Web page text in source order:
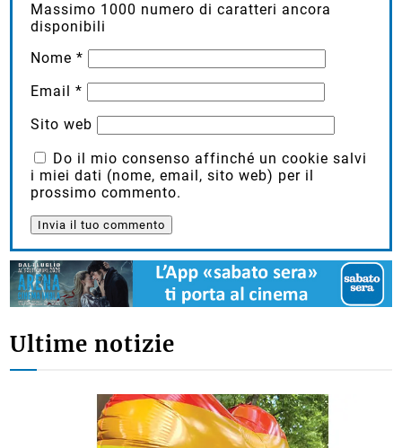
Massimo 1000 numero di caratteri ancora
disponibili
Nome*
Email*
Sito web
Do il mio consenso affinché un cookie salvi
i miei dati (nome, email, sito web) per il
prossimo commento.
Ultime notizie